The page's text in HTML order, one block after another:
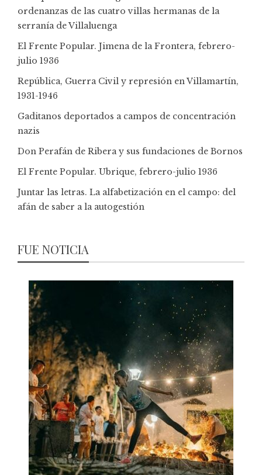
ordenanzas de las cuatro villas hermanas de la
serranía de Villaluenga
El Frente Popular. Jimena de la Frontera, febrero-
julio 1936
República, Guerra Civil y represión en Villamartín,
1931-1946
Gaditanos deportados a campos de concentración
nazis
Don Perafán de Ribera y sus fundaciones de Bornos
El Frente Popular. Ubrique, febrero-julio 1936
Juntar las letras. La alfabetización en el campo: del
afán de saber a la autogestión
FUE NOTICIA